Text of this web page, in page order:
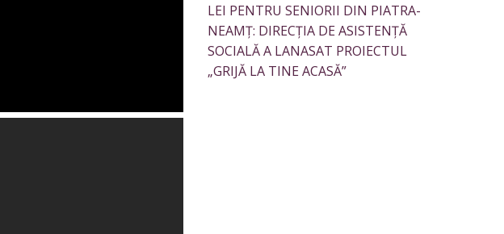
LEI PENTRU SENIORII DIN PIATRA-
NEAMȚ: DIRECȚIA DE ASISTENȚĂ
SOCIALĂ A LANASAT PROIECTUL
„GRIJĂ LA TINE ACASĂ”